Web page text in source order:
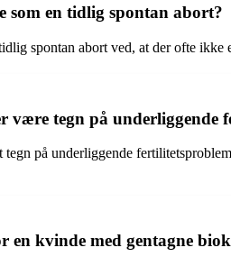
som en tidlig spontan abort?
spontan abort ved, at der ofte
være tegn på underliggende
på underliggende
en kvinde med gentagne